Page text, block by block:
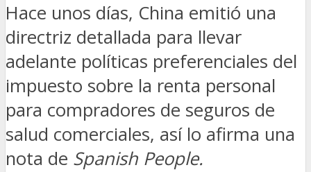
Hace unos días, China emitió una
directriz detallada para llevar
adelante políticas preferenciales del
impuesto sobre la renta personal
para compradores de seguros de
salud comerciales, así lo afirma una
nota de Spanish People.